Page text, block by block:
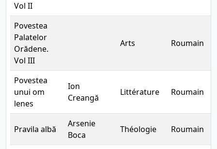
Vol II
Povestea
Palatelor
Orădene.
Vol III
Arts Roumain
Povestea
unui om
lenes
Ion
Creangă
Littérature Roumain
Pravila albă
Arsenie
Boca
Théologie Roumain